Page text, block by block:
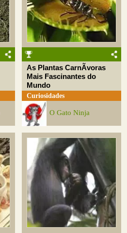
As Plantas CarnÃ­voras
Mais Fascinantes do
Mundo
Curiosidades
O Gato Ninja